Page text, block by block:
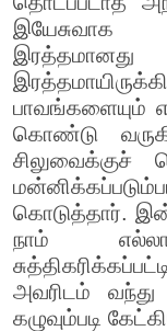
இயேசுவாக
பாவங்களையும்
கொண்டு
சிலுவைக்குச்
கொடுத்தார்.
நாம்
அவரிடம்
கழுவும்படி